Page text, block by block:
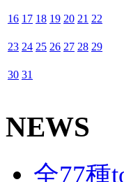
16 17 18 19 20 21 22
23 24 25 26 27 28 29
30 31
NEWS
全77種